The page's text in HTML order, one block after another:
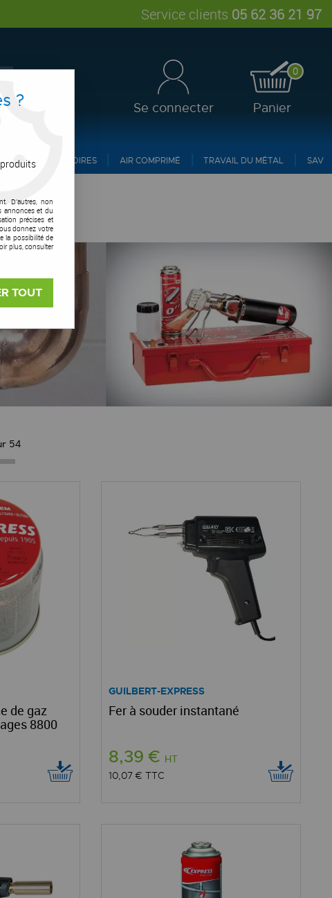
Service clients 05 62 36 21 97
Se connecter
0
Panier
E.P.I ACCESSOIRES AIR COMPRIMÉ TRAVAIL DU MÉTAL SAV
54
de gaz
8800
GUILBERT-EXPRESS
Fer à souder instantané
8,39 € HT
10,07 €TTC
?
D'autres, non
annonces et du
précises et
donnez votre
la possibilité de
plus, consulter
TOUT